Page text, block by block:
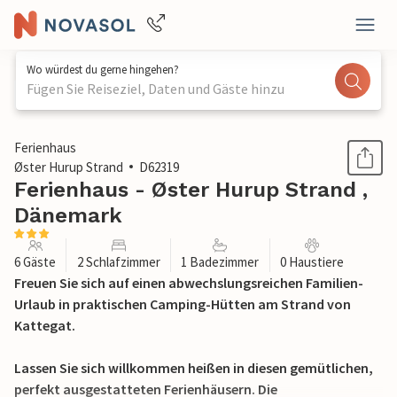
Wo würdest du gerne hingehen?
Fügen Sie Reiseziel, Daten und Gäste hinzu
1 / 18
Ferienhaus
Øster Hurup Strand
D62319
Ferienhaus - Øster Hurup Strand ,
Dänemark
6 Gäste 2 Schlafzimmer 1 Badezimmer 0 Haustiere
Freuen Sie sich auf einen abwechslungsreichen Familien-
Urlaub in praktischen Camping-Hütten am Strand von
Kattegat.
Lassen Sie sich willkommen heißen in diesen gemütlichen,
perfekt ausgestatteten Ferienhäusern. Die